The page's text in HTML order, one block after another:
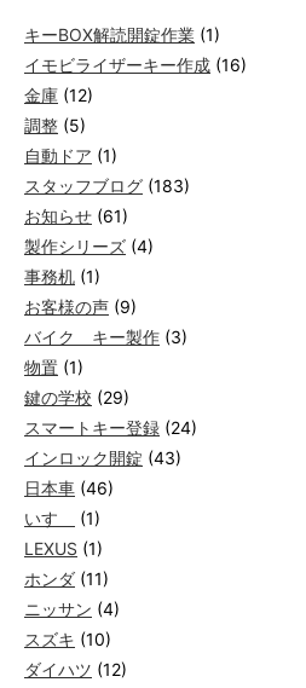
キーBOX解読開錠作業 (1)
イモビライザーキー作成 (16)
金庫 (12)
調整 (5)
自動ドア (1)
スタッフブログ (183)
お知らせ (61)
製作シリーズ (4)
事務机 (1)
お客様の声 (9)
バイク キー製作 (3)
物置 (1)
鍵の学校 (29)
スマートキー登録 (24)
インロック開錠 (43)
日本車 (46)
いすゞ
(1)
LEXUS (1)
ホンダ (11)
ニッサン (4)
スズキ (10)
ダイハツ (12)